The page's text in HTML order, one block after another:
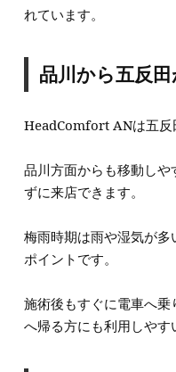
れています。
品川から五反
HeadComfort ANは五反
品川方面からも移動し
ずに来店できます。
梅雨時期は雨や湿気が
ポイントです。
施術後もすぐに電車へ
へ帰る方にも利用しやす